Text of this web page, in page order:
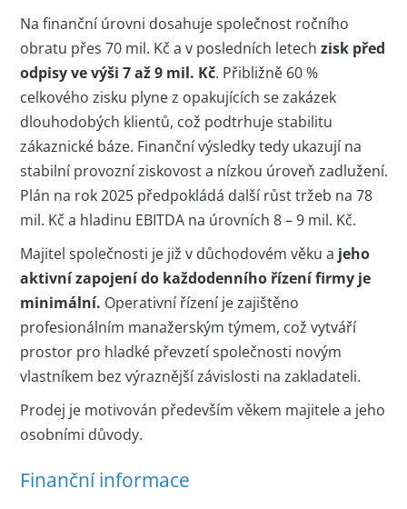
Na finanční úrovni dosahuje společnost ročního
obratu přes 70 mil. Kč a v posledních letech zisk před
odpisy ve výši 7 až 9 mil. Kč. Přibližně 60 %
celkového zisku plyne z opakujících se zakázek
dlouhodobých klientů, což podtrhuje stabilitu
zákaznické báze. Finanční výsledky tedy ukazují na
stabilní provozní ziskovost a nízkou úroveň zadlužení.
Plán na rok 2025 předpokládá další růst tržeb na 78
mil. Kč a hladinu EBITDA na úrovních 8 – 9 mil. Kč.
Majitel společnosti je již v důchodovém věku a jeho
aktivní zapojení do každodenního řízení firmy je
minimální. Operativní řízení je zajištěno
profesionálním manažerským týmem, což vytváří
prostor pro hladké převzetí společnosti novým
vlastníkem bez výraznější závislosti na zakladateli.
Prodej je motivován především věkem majitele a jeho
osobními důvody.
Finanční informace